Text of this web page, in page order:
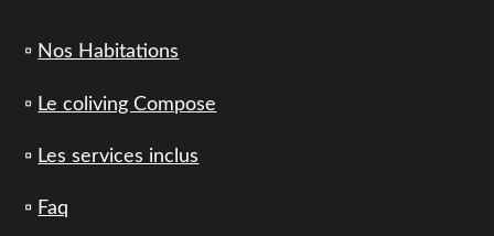
▫️ Nos Habitations
▫️ Le coliving Compose
▫️ Les services inclus
▫️ Faq